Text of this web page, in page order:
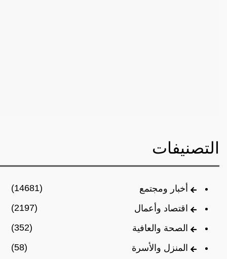
التصنيفات
أخبار ومجتمع
(14681)
اقتصاد وأعمال
(2197)
الصحة والعافية
(352)
المنزل والأسرة
(58)